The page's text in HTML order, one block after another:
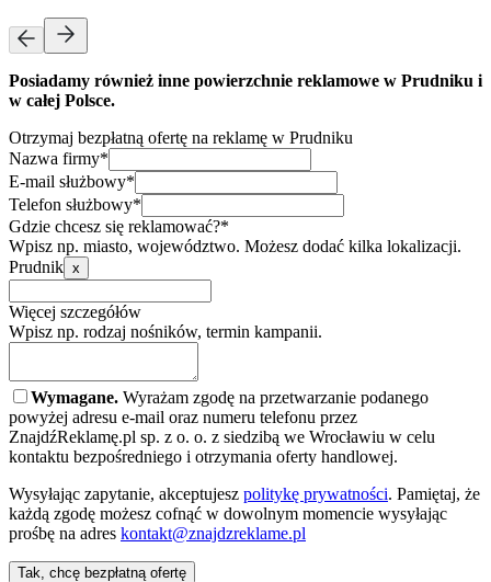
Posiadamy również inne powierzchnie reklamowe w Prudniku i
w całej Polsce.
Otrzymaj bezpłatną ofertę na reklamę w Prudniku
Nazwa firmy*
E-mail służbowy*
Telefon służbowy*
Gdzie chcesz się reklamować?*
Wpisz np. miasto, województwo. Możesz dodać kilka lokalizacji.
Prudnik x
Więcej szczegółów
Wpisz np. rodzaj nośników, termin kampanii.
Wymagane. Wyrażam zgodę na przetwarzanie podanego
powyżej adresu e-mail oraz numeru telefonu przez
ZnajdźReklamę.pl sp. z o. o. z siedzibą we Wrocławiu w celu
kontaktu bezpośredniego i otrzymania oferty handlowej.
Wysyłając zapytanie, akceptujesz politykę prywatności. Pamiętaj, że
każdą zgodę możesz cofnąć w dowolnym momencie wysyłając
prośbę na adres kontakt@znajdzreklame.pl
Tak, chcę bezpłatną ofertę